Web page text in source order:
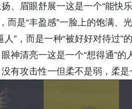
、眉眼舒展一这是一个“能快
而是“丰盈感”一脸上的饱满、
人”，而是一种“被好好对待过
神清亮一这是一个“想得通”的
没有攻击性一但柔不是弱，柔